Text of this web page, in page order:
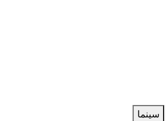
سينما